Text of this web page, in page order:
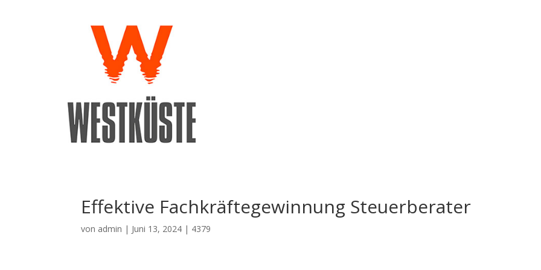
Effektive Fachkräftegewinnung Steuerberater
von admin | Juni 13, 2024 | 4379